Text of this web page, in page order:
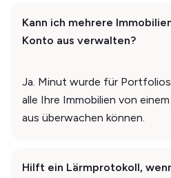
Kann ich mehrere
Konto aus verwalten?
Ja. Minut wurde für
alle Ihre Immobilien von
aus überwachen können.
Hilft ein Lärmprotokoll,